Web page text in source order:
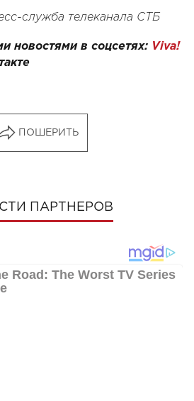
служба телеканала СТБ
новостями в соцсетях: Viva!
ПОШЕРИТЬ
ПАРТНЕРОВ